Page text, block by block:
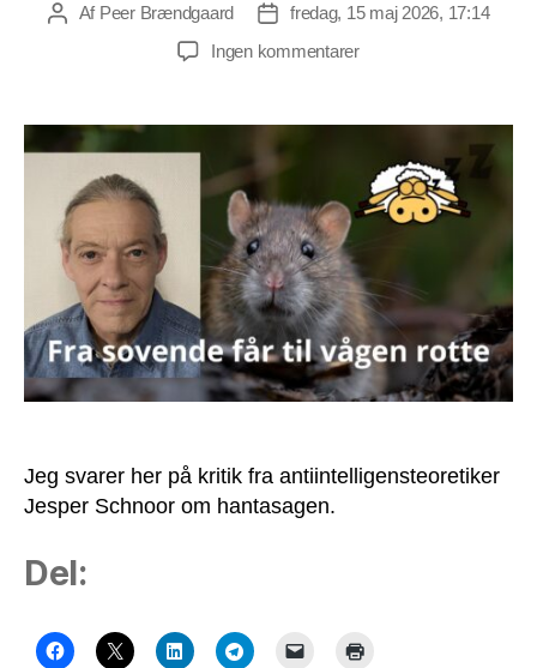
Indlægsforfatter
Af Peer Brændgaard Indlægsdato
fredag, 15 maj 2026, 17:14
Ingen kommentarertil
får
på
rottekrigsstien
Jeg svarer her på kritik fra antiintelligensteoretiker
Jesper Schnoor om hantasagen.
Del: